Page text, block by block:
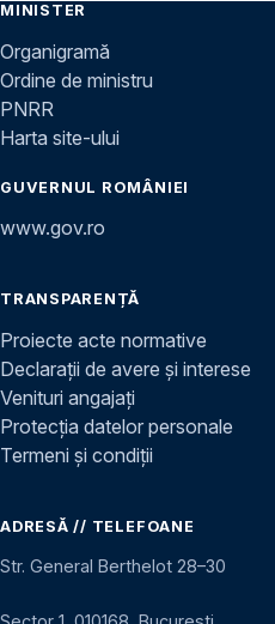
MINISTER
Organigramă
Ordine de ministru
PNRR
Harta site-ului
GUVERNUL ROMÂNIEI
www.gov.ro
TRANSPARENȚĂ
Proiecte acte normative
Declarații de avere și interese
Venituri angajați
Protecția datelor personale
Termeni și condiții
ADRESĂ // TELEFOANE
Str. General Berthelot 28–30